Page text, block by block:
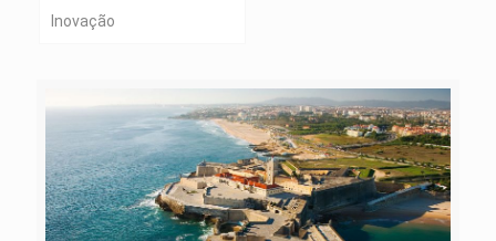
Inovação